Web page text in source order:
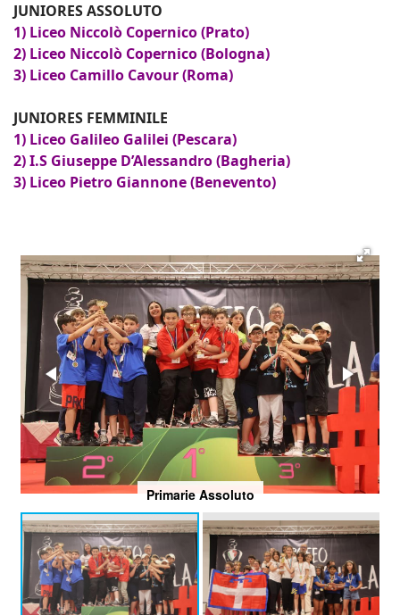
JUNIORES ASSOLUTO
1) Liceo Niccolò Copernico (Prato)
2) Liceo Niccolò Copernico (Bologna)
3) Liceo Camillo Cavour (Roma)
JUNIORES FEMMINILE
1) Liceo Galileo Galilei (Pescara)
2) I.S Giuseppe D’Alessandro (Bagheria)
3) Liceo Pietro Giannone (Benevento)
Primarie Assoluto